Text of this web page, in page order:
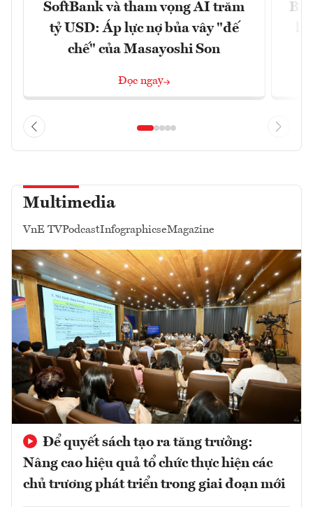
SoftBank và tham vọng AI trăm
tỷ USD: Áp lực nợ bủa vây "đế
chế" của Masayoshi Son
Đọc ngay
Multimedia
VnE TVPodcastInfographicseMagazine
Để quyết sách tạo ra tăng trưởng:
Nâng cao hiệu quả tổ chức thực hiện các
chủ trương phát triển trong giai đoạn mới